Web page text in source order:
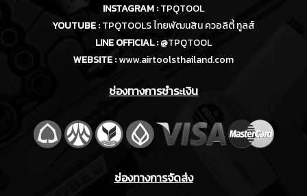
INSTAGRAM :TPQTOOL
YOUTUBE :TPQTOOLS ไทยพัฒนสิน ควอลิตี้ ทูลส์
LINE OFFICIAL :@TPQTOOL
WEBSITE :www.airtoolsthailand.com
ช่องทางการชำระเงิน
ช่องทางการจัดส่ง